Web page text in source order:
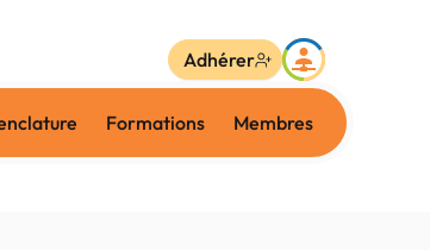
Formations Membres
Adhérer